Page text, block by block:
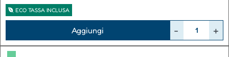
ECO TASSA INCLUSA
Aggiungi